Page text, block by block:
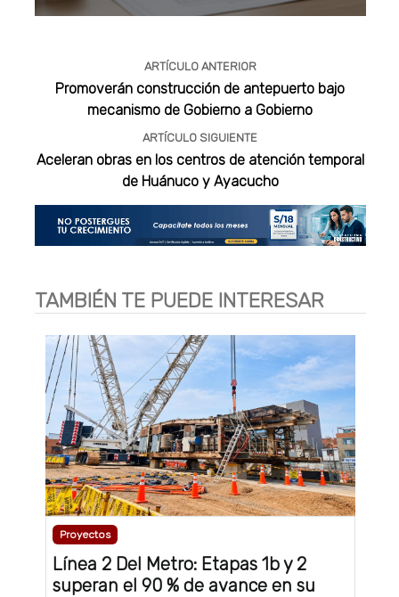
ARTÍCULO ANTERIOR
Promoverán construcción de antepuerto bajo
mecanismo de Gobierno a Gobierno
ARTÍCULO SIGUIENTE
Aceleran obras en los centros de atención temporal
de Huánuco y Ayacucho
TAMBIÉN TE PUEDE INTERESAR
Proyectos
Línea 2 Del Metro: Etapas 1b y 2
superan el 90 % de avance en su